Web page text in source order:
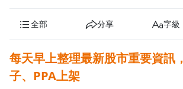
全部 分享 字級
每天早上整理最新股市重要資訊，
子、PPA上架
1.25x